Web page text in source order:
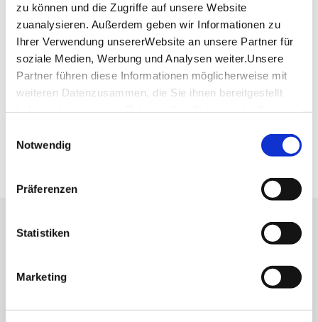
zu können und die Zugriffe auf unsere Website
zuanalysieren. Außerdem geben wir Informationen zu
Ihrer Verwendung unsererWebsite an unsere Partner für
soziale Medien, Werbung und Analysen weiter.Unsere
Partner führen diese Informationen möglicherweise mit
weiteren Datenzusammen, die Sie ihnen bereitgestellt
Impressum
Notwendig
Präferenzen
Statistiken
Marketing
Planen Sie Ihre Anreise
Verkehrs- und Tarifverbund Stuttgart GmbH
Fahrplanauskunft des VVS
Deutsche Bahn AG
Fahrplanauskunft der DB
Google Maps
Lassen Sie sich inspirieren!
Highlights und aktuellen Angeboten in